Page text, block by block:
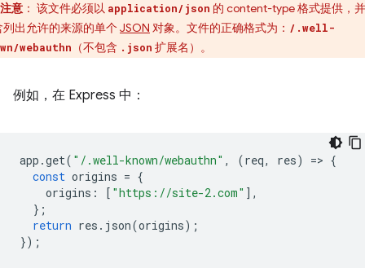
注意 ： 该文件必须以 application/json 的 content-type 格式提供，
列出允许的来源的单个JSON 对象。文件的正确格式为： /.well-
webauthn
（不包含 .json 扩展名）。
例如，在 Express 中：
app .get( "/.well-known/webauthn" , (req, res) => {
const origins = {
origins : [ "https://site-2.com" ],
};
return res . json(origins);
});